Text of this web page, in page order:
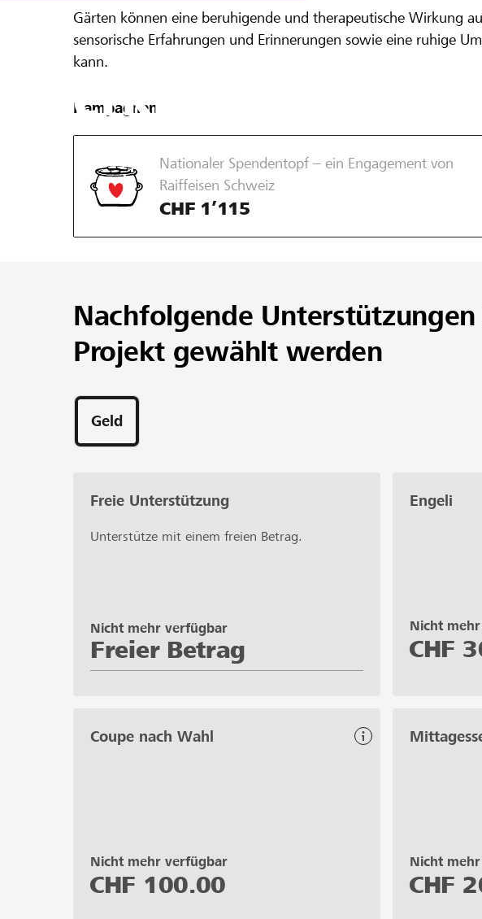
Natur- und
erkrankte
Ein Projekt aus der Region der Raiffeisenbank
Gärten können eine beruhigende und therapeutische Wirkung
sensorische Erfahrungen und Erinnerungen sowie eine ruhige
kann.
Kampagnen
Nationaler Spendentopf – ein Engagement von
Raiffeisen Schweiz
CHF 1’115
Nachfolgende
Projekt gewählt werden
Geld
Freie Unterstützung
Unterstütze mit einem freien Betrag.
Freier Betrag
Nicht mehr verfügbar
Engeli
Nicht
CHF
Coupe nach Wahl
Nicht mehr verfügbar
CHF 100.00
Nicht
CHF